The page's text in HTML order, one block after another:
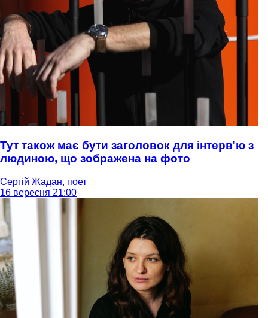
Тут також має бути заголовок для інтерв'ю з
людиною, що зображена на фото
Сергій Жадан, поет
16 вересня 21:00